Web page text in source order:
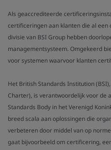
Als geaccrediteerde
certificeringen aan klanten die al een
divisie van BSI Group hebben
managementsysteem. Omgekeerd
voor systemen waarvoor klanten
Het British Standards Institution
Charter), is verantwoordelijk voor de
Standards Body in het Verenigd
breed scala aan oplossingen die
verbeteren door middel van op
gaat bijvoorbeeld om certificering,